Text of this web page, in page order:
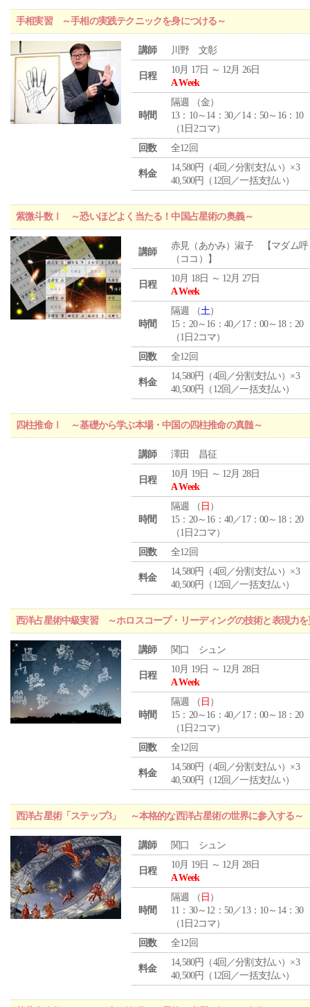
手相実習 ～手相の実践テクニックを身につける～
講師 川野 文彰
日程
10月 17日 ～ 12月 26日
A Week
時間
隔週 （金）
13：10～14：30／14：50～16：10
（1日2コマ）
回数
全12回
料金
14,580円（4回／分割支払い）×3
40,500円（12回／一括支払い）
紫微斗数Ⅰ ～恐いほどよく当たる！中国占星術の奥義～
講師
赤見（あかみ）淑子 【マダム呼
（ココ）】
日程
10月 18日 ～ 12月 27日
A Week
時間
隔週 （土）
15：20～16：40／17：00～18：20
（1日2コマ）
回数
全12回
料金
14,580円（4回／分割支払い）×3
40,500円（12回／一括支払い）
四柱推命Ⅰ ～基礎から学ぶ本場・中国の四柱推命の真髄～
講師 澤田 昌征
日程
10月 19日 ～ 12月 28日
A Week
時間
隔週 （ 日 ）
15：20～16：40／17：00～18：20
（1日2コマ）
回数
全12回
料金
14,580円（4回／分割支払い）×3
40,500円（12回／一括支払い）
西洋占星術中級実習 ～ホロスコープ・リーディングの技術と表現力
講師 関口 シュン
日程
10月 19日 ～ 12月 28日
A Week
時間
隔週 （ 日 ）
15：20～16：40／17：00～18：20
（1日2コマ）
回数
全12回
料金
14,580円（4回／分割支払い）×3
40,500円（12回／一括支払い）
西洋占星術「ステップ3」 ～本格的な西洋占星術の世界に参入する～
講師 関口 シュン
日程
10月 19日 ～ 12月 28日
A Week
時間
隔週 （ 日 ）
11：30～12：50／13：10～14：30
（1日2コマ）
回数
全12回
料金
14,580円（4回／分割支払い）×3
40,500円（12回／一括支払い）